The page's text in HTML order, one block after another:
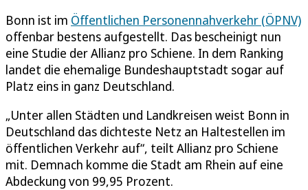
Bonn ist im Öffentlichen Personennahverkehr (ÖPNV)
offenbar bestens aufgestellt. Das bescheinigt nun
eine Studie der Allianz pro Schiene. In dem Ranking
landet die ehemalige Bundeshauptstadt sogar auf
Platz eins in ganz Deutschland.
„Unter allen Städten und Landkreisen weist Bonn in
Deutschland das dichteste Netz an Haltestellen im
öffentlichen Verkehr auf“, teilt Allianz pro Schiene
mit. Demnach komme die Stadt am Rhein auf eine
Abdeckung von 99,95 Prozent.